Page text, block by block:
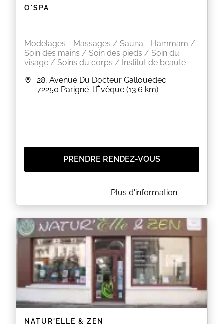
O'SPA
Modelages - Massages / Sauna - Hammam /
Soin des mains / Soin des pieds / Soin du
visage / Soins du corps / Institut de beauté
28, Avenue Du Docteur Gallouedec
72250 Parigné-l'Évêque (13.6 km)
PRENDRE RENDEZ-VOUS
www.ospa72.fr
06.98.43.95.30
EN SAVOIR PLUS
Plus d'information
NATUR'ELLE & ZEN